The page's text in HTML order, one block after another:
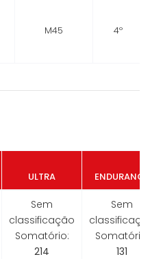
M45 4º
ULTRA ENDURANCE
Sem
classificação
Somatório:
214
Sem
Somatório:
131